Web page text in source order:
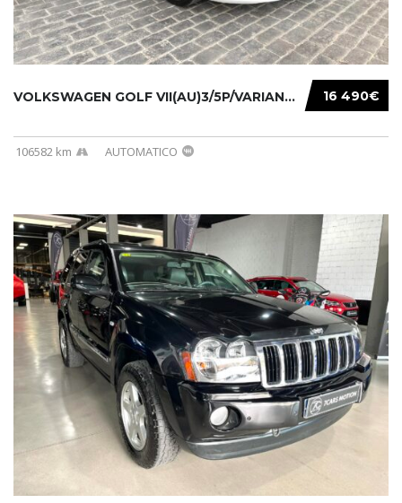
16 490€
VOLKSWAGEN GOLF VII(AU)3/5P/VARIANT(12-16 20...
106582 km AUTOMATICO